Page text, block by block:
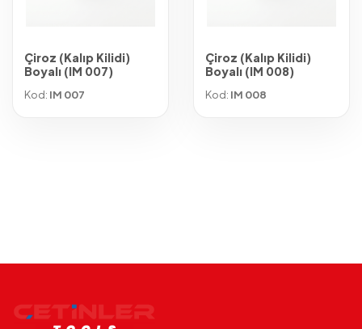
Çiroz (Kalıp Kilidi)
Boyalı (IM 007)
Kod: IM 007
Çiroz (Kalıp Kilidi)
Boyalı (IM 008)
Kod: IM 008